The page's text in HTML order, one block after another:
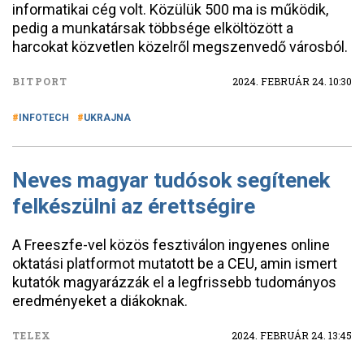
informatikai cég volt. Közülük 500 ma is működik,
pedig a munkatársak többsége elköltözött a
harcokat közvetlen közelről megszenvedő városból.
BITPORT 2024. FEBRUÁR 24. 10:30
INFOTECH UKRAJNA
Neves magyar tudósok segítenek
felkészülni az érettségire
A Freeszfe-vel közös fesztiválon ingyenes online
oktatási platformot mutatott be a CEU, amin ismert
kutatók magyarázzák el a legfrissebb tudományos
eredményeket a diákoknak.
TELEX 2024. FEBRUÁR 24. 13:45